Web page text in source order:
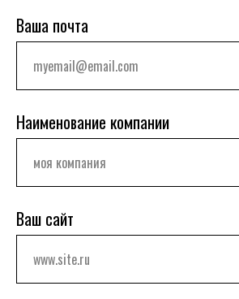
Ваша почта
Наименование компании
Ваш сайт